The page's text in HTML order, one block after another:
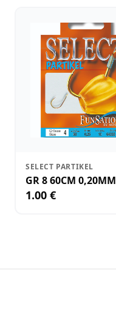
SELECT PARTIKEL
GR 8 60CM 0,20MM
1.00 €